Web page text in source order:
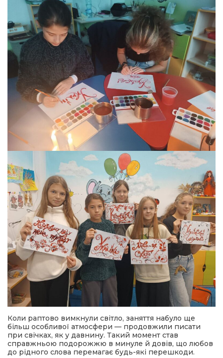
Коли раптово вимкнули світло, заняття набуло ще
більш особливої атмосфери — продовжили писати
при свічках, як у давнину. Такий момент став
справжньою подорожжю в минуле й довів, що любов
до рідного слова перемагає будь-які перешкоди.